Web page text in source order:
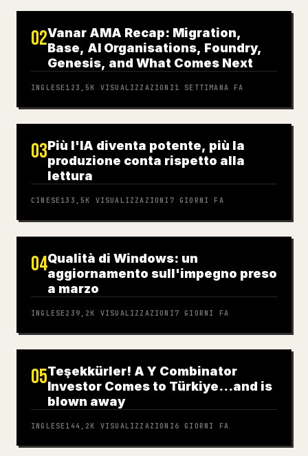
02Vanar AMA Recap: Migration,
Base, AI Organisations, Foundry,
Genesis, and What Comes Next
INGLESE 123,5K VISUALIZZAZIONI 1 SETTIMANA FA
03Più l'IA diventa potente, più la
produzione conta rispetto alla
lettura
CINESE 133,5K VISUALIZZAZIONI 7 GIORNI FA
04Qualità di Windows: un
aggiornamento sull'impegno preso
a marzo
INGLESE 239,2K VISUALIZZAZIONI7 GIORNI FA
05Teşekkürler! A Y Combinator
Investor Comes to Türkiye…and is
blown away
INGLESE 144,2K VISUALIZZAZIONI 6 GIORNI FA